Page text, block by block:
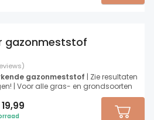
gazonmeststof
gazonmeststof | Zie resultaten
| Voor alle gras- en grondsoorten
19,99